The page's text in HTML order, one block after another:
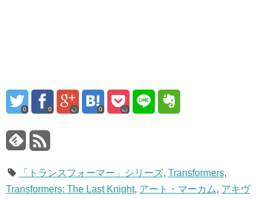
0 0 0
「トランスフォーマー」シリーズ, Transformers,
Transformers: The Last Knight, アート・マーカム, アキヴ